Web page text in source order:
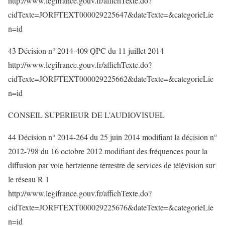
cidTexte=JORFTEXT000029225647&dateTexte=&categorieLie
n=id
43 Décision n° 2014-409 QPC du 11 juillet 2014
http://www.legifrance.gouv.fr/affichTexte.do?
cidTexte=JORFTEXT000029225662&dateTexte=&categorieLie
n=id
CONSEIL SUPERIEUR DE L’AUDIOVISUEL
44 Décision n° 2014-264 du 25 juin 2014 modifiant la décision n°
2012-798 du 16 octobre 2012 modifiant des fréquences pour la
diffusion par voie hertzienne terrestre de services de télévision sur
le réseau R 1
http://www.legifrance.gouv.fr/affichTexte.do?
cidTexte=JORFTEXT000029225676&dateTexte=&categorieLie
n=id